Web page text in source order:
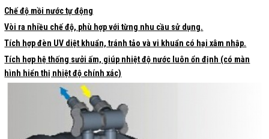
Chế độ mồi nước tự động
Vòi ra nhiều chế độ, phù hợp với từng nhu cầu sử dụng.
Tích hợp đèn UV diệt khuẩn, tránh tảo và vi khuẩn có hại xâm nhập.
Tích hợp hệ thống sưởi ấm, giúp nhiệt độ nước luôn ổn định (có màn
hình hiển thị nhiệt độ chính xác)